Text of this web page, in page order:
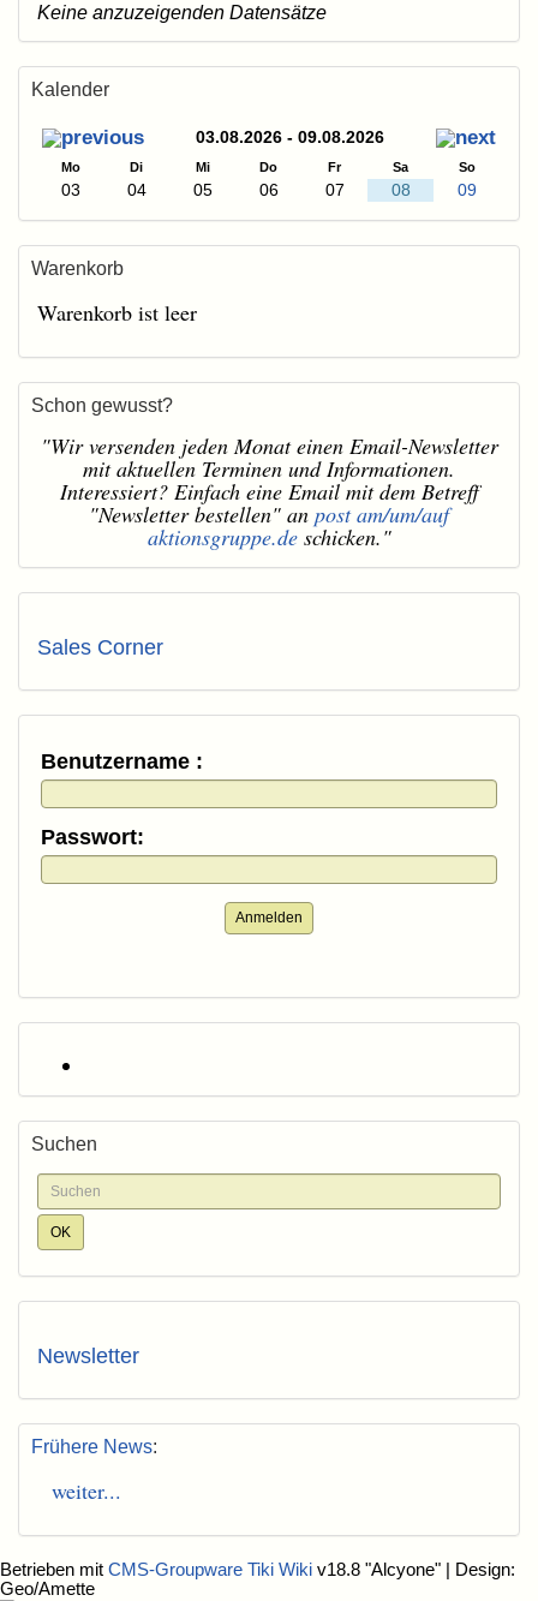
Keine anzuzeigenden Datensätze
Kalender
03.08.2026 - 09.08.2026
Mo Di Mi Do Fr Sa So
03 04 05 06 07 08 09
Warenkorb
Warenkorb ist leer
Schon gewusst?
"Wir versenden jeden Monat einen Email-Newsletter
mit aktuellen Terminen und Informationen.
Interessiert? Einfach eine Email mit dem Betreff
"Newsletter bestellen" an post am/um/auf
aktionsgruppe.deschicken."
Sales Corner
Benutzername :
Passwort:
Anmelden
Suchen
Newsletter
Frühere News:
weiter...
Betrieben mit CMS-Groupware Tiki Wiki v18.8 "Alcyone" | Design:
Geo/Amette